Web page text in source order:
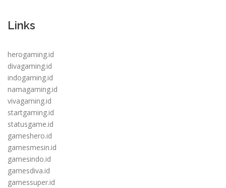
Links
herogaming.id
divagaming.id
indogaming.id
namagaming.id
vivagaming.id
startgaming.id
statusgame.id
gameshero.id
gamesmesin.id
gamesindo.id
gamesdiva.id
gamessuper.id